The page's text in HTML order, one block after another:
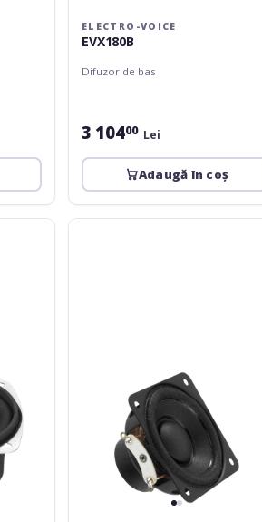
ELECTRO-VOICE
EVX180B
Difuzor de bas
3 10400 Lei
Adaugă în coș
Monacor